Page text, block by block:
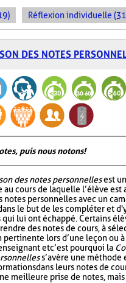
Réflexion individuelle
DES NOTES
puis nous notons!
des notes personnellesest
au cours de laquelle l’élève est
notes personnelles avec un
le but de les compléter et
lui ont échappé. Certains
des notes de cours, à
pertinente lors d’une leçon ou
et c’est pourquoi la
s’avère une méthode
dans leurs notes de
meilleure prise de notes,